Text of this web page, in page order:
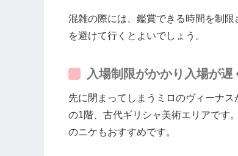
混雑の際には、鑑賞できる時間を制
を避けて行くとよいでしょう。
入場制限がかかり入場が
先に閉まってしまうミロのヴィーナ
の1階、古代ギリシャ美術エリアです
のニケもおすすめです。